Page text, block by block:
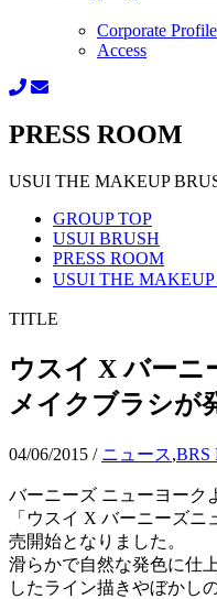
Corporate Profile
Access
PRESS ROOM
USUI THE MAKEUP
GROUP TOP
USUI BRUSH
PRESS ROOM
USUI THE
TITLE
ウスイ X バーニ
メイクブラシが
04/06/2015 / ニュース,BRS
バーニーズ ニューヨーク
「ウスイ X バーニーズ
売開始となりました。
滑らかで自然な発色に仕
したライン描きやぼかし